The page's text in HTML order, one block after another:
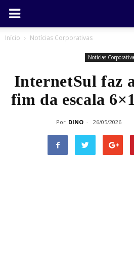
Início Notícias Corporativas
Notícias
InternetSul faz
fim da escala
Por DINO - 26/05/2026